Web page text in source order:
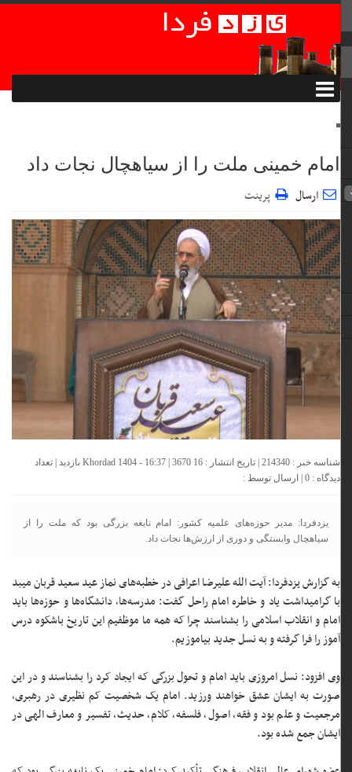
امام خمینی ملت را از سیاهچال نجات داد
ارسال پرینت
شناسه خبر : 214340 | تاریخ انتشار : 16 Khordad 1404 - 16:37 | 3670 بازدید | تعداد
دیدگاه :0 | ارسال توسط :
یزدفردا: مدیر حوزه‌های علمیه کشور: امام نابغه بزرگی بود که ملت را از
سیاهچال وابستگی و دوری از ارزش‌ها نجات داد.
به گزارش یزدفردا: آیت الله علیرضا اعرافی در خطبه‌های نماز عید سعید قربان میبد
با گرامیداشت یاد و خاطره امام راحل گفت: مدرسه‌ها، دانشگاه‌ها و حوزه‌ها باید
امام و انقلاب اسلامی را بشناسند چرا که همه ما موظفیم این تاریخ باشکوه درس
آموز را فرا گرفته و به نسل جدید بیاموزیم.
وی افزود: نسل امروزی باید امام و تحول بزرگی که ایجاد کرد را بشناسند و در این
صورت به ایشان عشق خواهند ورزید. امام یک شخصیت کم نظیری در رهبری،
مرجعیت و علم بود و فقه، اصول، فلسفه، کلام، حدیث، تفسیر و معارف الهی در
ایشان جمع شده بود.